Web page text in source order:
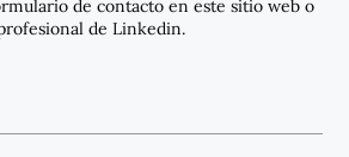
de contacto en este sitio web o
de Linkedin.